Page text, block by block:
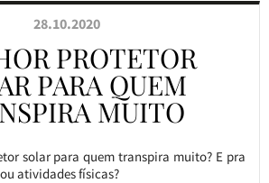
28.10.2020
PROTETOR
PARA QUEM
MUITO
solar para quem transpira muito? E pra
atividades físicas?